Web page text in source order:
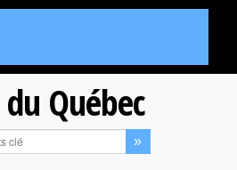
Québec